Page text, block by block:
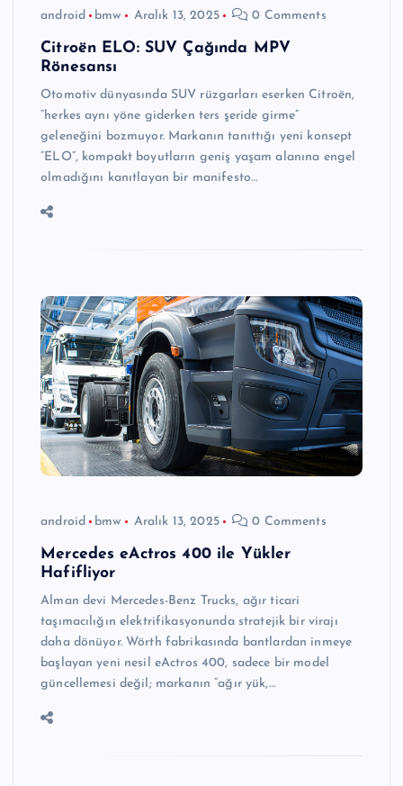
android bmw Aralık 13, 2025 0 Comments
Citroën ELO: SUV Çağında MPV
Rönesansı
Otomotiv dünyasında SUV rüzgarları eserken Citroën,
“herkes aynı yöne giderken ters şeride girme”
geleneğini bozmuyor. Markanın tanıttığı yeni konsept
“ELO”, kompakt boyutların geniş yaşam alanına engel
olmadığını kanıtlayan bir manifesto…
android bmw Aralık 13, 2025 0 Comments
Mercedes eActros 400 ile Yükler
Hafifliyor
Alman devi Mercedes-Benz Trucks, ağır ticari
taşımacılığın elektrifikasyonunda stratejik bir virajı
daha dönüyor. Wörth fabrikasında bantlardan inmeye
başlayan yeni nesil eActros 400, sadece bir model
güncellemesi değil; markanın “ağır yük,…